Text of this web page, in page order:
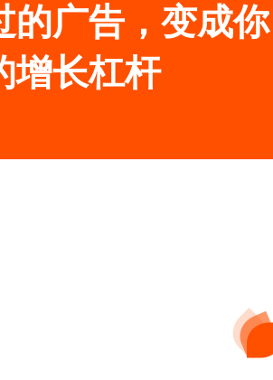
的广告，变成你
增长杠杆